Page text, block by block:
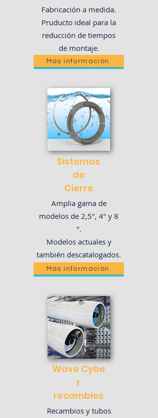
Fabricación a medida.
Pruducto ideal para la
reducción de tiempos
de montaje.
Más información
Sistemas
de
Cierre
Amplia gama de
modelos de 2,5", 4" y 8
".
Modelos actuales y
también descatalogados.
Más información
Wave Cybe
r
recambios
Recambios y tubos